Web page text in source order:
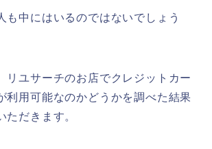
も中にはいるのではないでしょう
リユサーチのお店でクレジットカー
利用可能なのかどうかを調べた結果
ただきます。